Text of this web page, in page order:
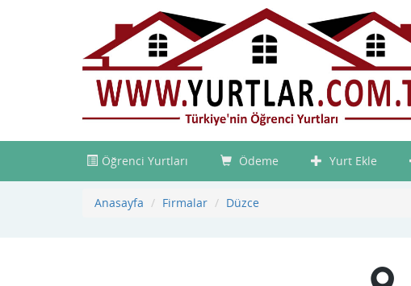
Öğrenci Yurtları Ödeme Yurt Ekle
Anasayfa Firmalar Düzce